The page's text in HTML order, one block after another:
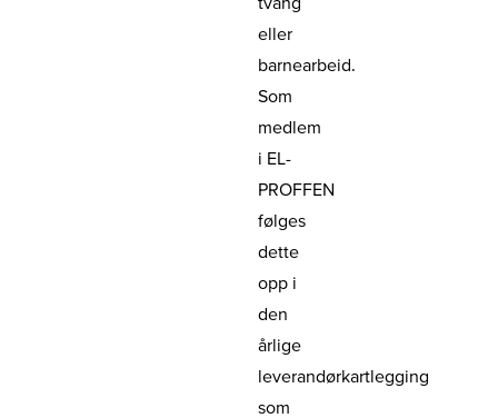
eller
barnearbeid.
Som
medlem
i EL-
PROFFEN
følges
dette
opp i
den
årlige
leverandørkartlegging
som